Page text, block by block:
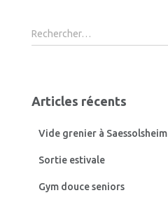
R
e
r
Rechercher…
Articles récents
Vide grenier à Saessolsheim
Sortie estivale
Gym douce seniors